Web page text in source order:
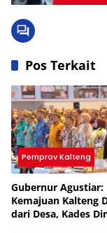
Pos Terkait
Pemprov Kalteng
Gubernur Agustiar:
Kemajuan Kalteng
dari Desa, Kades